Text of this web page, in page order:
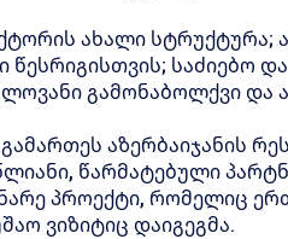
ახალი სტრუქტურა;
საძიებო
გამონაბოლქვი და
აზერბაიჯანის
წარმატებული
პროექტი, რომელიც
ვიზიტიც დაიგეგმა.